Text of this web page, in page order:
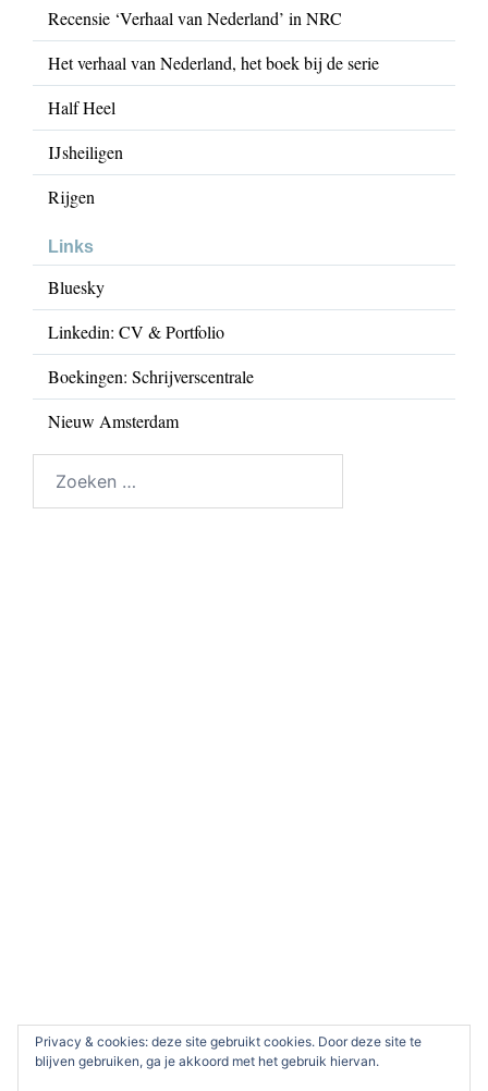
Recensie ‘Verhaal van Nederland’ in NRC
Het verhaal van Nederland, het boek bij de serie
Half Heel
IJsheiligen
Rijgen
Links
Bluesky
Linkedin: CV & Portfolio
Boekingen: Schrijverscentrale
Nieuw Amsterdam
Privacy & cookies: deze site gebruikt cookies. Door deze site te
blijven gebruiken, ga je akkoord met het gebruik hiervan.